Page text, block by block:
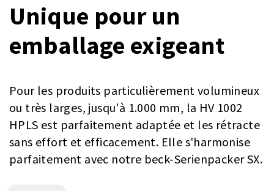
Unique pour un
emballage exigeant
Pour les produits particulièrement volumineux
ou très larges, jusqu'à 1.000 mm, la HV 1002
HPLS est parfaitement adaptée et les rétracte
sans effort et efficacement. Elle s'harmonise
parfaitement avec notre beck-Serienpacker SX.